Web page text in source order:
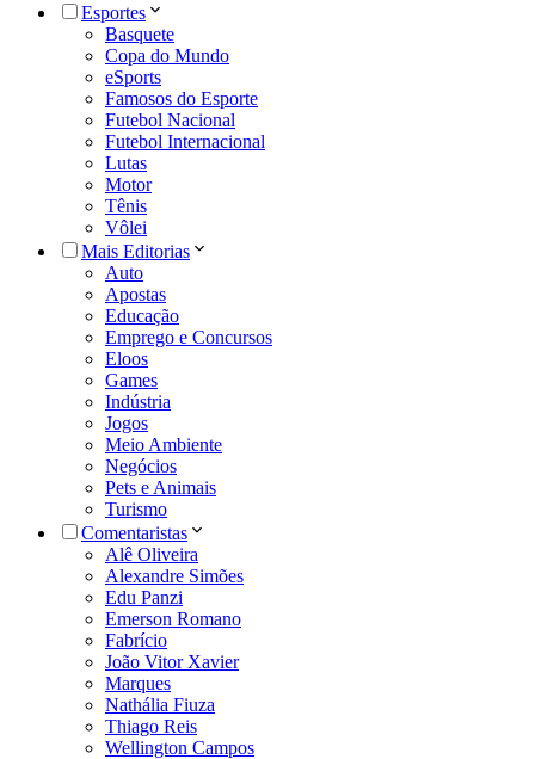
Esportes
Basquete
Copa do Mundo
eSports
Famosos do Esporte
Futebol Nacional
Futebol Internacional
Lutas
Motor
Tênis
Vôlei
Mais Editorias
Auto
Apostas
Educação
Emprego e Concursos
Eloos
Games
Indústria
Jogos
Meio Ambiente
Negócios
Pets e Animais
Turismo
Comentaristas
Alê Oliveira
Alexandre Simões
Edu Panzi
Emerson Romano
Fabrício
João Vitor Xavier
Marques
Nathália Fiuza
Thiago Reis
Wellington Campos